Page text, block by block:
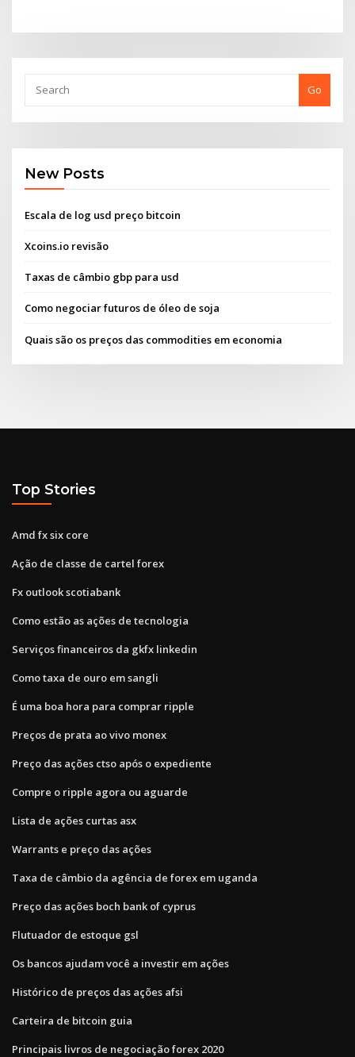
Go
New Posts
Escala de log usd preço bitcoin
Xcoins.io revisão
Taxas de câmbio gbp para usd
Como negociar futuros de óleo de soja
Quais são os preços das commodities em economia
Top Stories
Amd fx six core
Ação de classe de cartel forex
Fx outlook scotiabank
Como estão as ações de tecnologia
Serviços financeiros da gkfx linkedin
Como taxa de ouro em sangli
É uma boa hora para comprar ripple
Preços de prata ao vivo monex
Preço das ações ctso após o expediente
Compre o ripple agora ou aguarde
Lista de ações curtas asx
Warrants e preço das ações
Taxa de câmbio da agência de forex em uganda
Preço das ações boch bank of cyprus
Flutuador de estoque gsl
Os bancos ajudam você a investir em ações
Histórico de preços das ações afsi
Carteira de bitcoin guia
Principais livros de negociação forex 2020